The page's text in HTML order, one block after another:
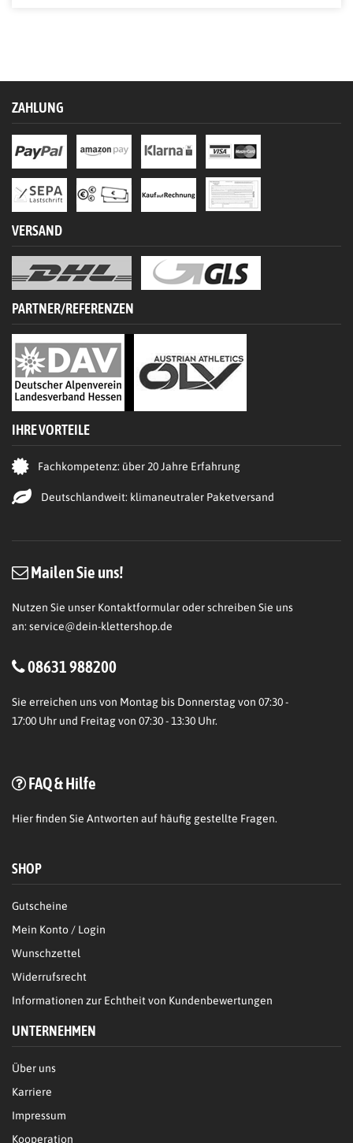
ZAHLUNG
VERSAND
PARTNER/REFERENZEN
IHRE VORTEILE
Fachkompetenz: über 20 Jahre Erfahrung
Deutschlandweit: klimaneutraler Paketversand
Mailen Sie uns!
Nutzen Sie unser Kontaktformular oder schreiben Sie uns
an: service@dein-klettershop.de
08631 988200
Sie erreichen uns von Montag bis Donnerstag von 07:30 -
17:00 Uhr und Freitag von 07:30 - 13:30 Uhr.
FAQ & Hilfe
Hierfinden Sie Antworten auf häufig gestellte Fragen.
SHOP
Gutscheine
Mein Konto / Login
Wunschzettel
Widerrufsrecht
Informationen zur Echtheit von Kundenbewertungen
UNTERNEHMEN
Über uns
Karriere
Impressum
Kooperation